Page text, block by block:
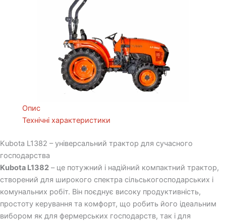
Опис
Технічні характеристики
Kubota L1382 – універсальний трактор для сучасного
господарства
Kubota L1382 – це потужний і надійний компактний трактор,
створений для широкого спектра сільськогосподарських і
комунальних робіт. Він поєднує високу продуктивність,
простоту керування та комфорт, що робить його ідеальним
вибором як для фермерських господарств, так і для